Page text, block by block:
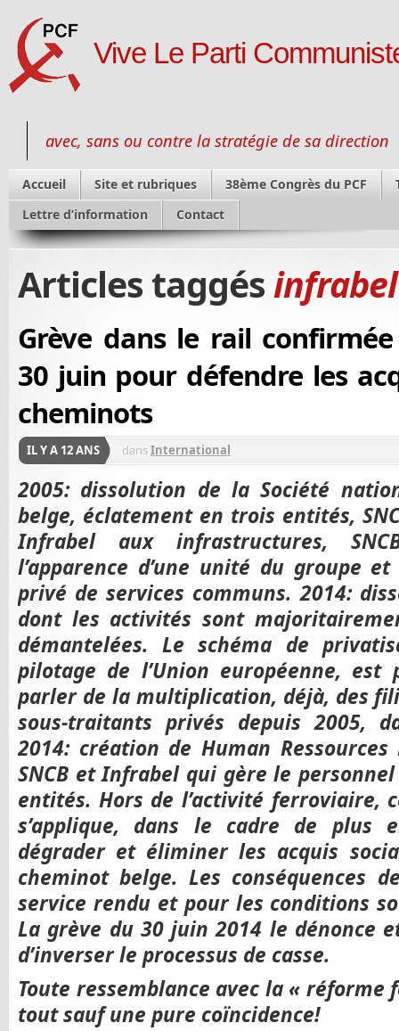
Vive Le Parti
avec, sans ou contre la stratégie de sa direction
Accueil Site et rubriques 38ème Congrès du PCF
Lettre d’information
Contact
Articles taggésinfrabel
Grève dans le rail
30 juin pour défendre les
cheminots
IL Y A 12 ANS dansInternational
2005: dissolution de la Société
belge, éclatement en trois entités,
Infrabel aux infrastructures,
l’apparence d’une unité du groupe
privé de services communs. 2014:
dont les activités sont
démantelées. Le schéma de
pilotage de l’Union européenne,
parler de la multiplication, déjà, des
sous-traitants privés depuis 2005,
2014: création de Human
SNCB et Infrabel qui gère le
entités. Hors de l’activité ferroviaire,
s’applique, dans le cadre de plus
dégrader et éliminer les acquis
cheminot belge. Les conséquences
service rendu et pour les conditions
La grève du 30 juin 2014 le dénonce
d’inverser le processus de casse.
Toute ressemblance avec la «
tout sauf une pure coïncidence!